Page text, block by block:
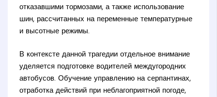
отказавшими тормозами, а также использование
шин, рассчитанных на переменные температурные
и высотные режимы.
В контексте данной трагедии отдельное внимание
уделяется подготовке водителей междугородних
автобусов. Обучение управлению на серпантинах,
отработка действий при неблагоприятной погоде,